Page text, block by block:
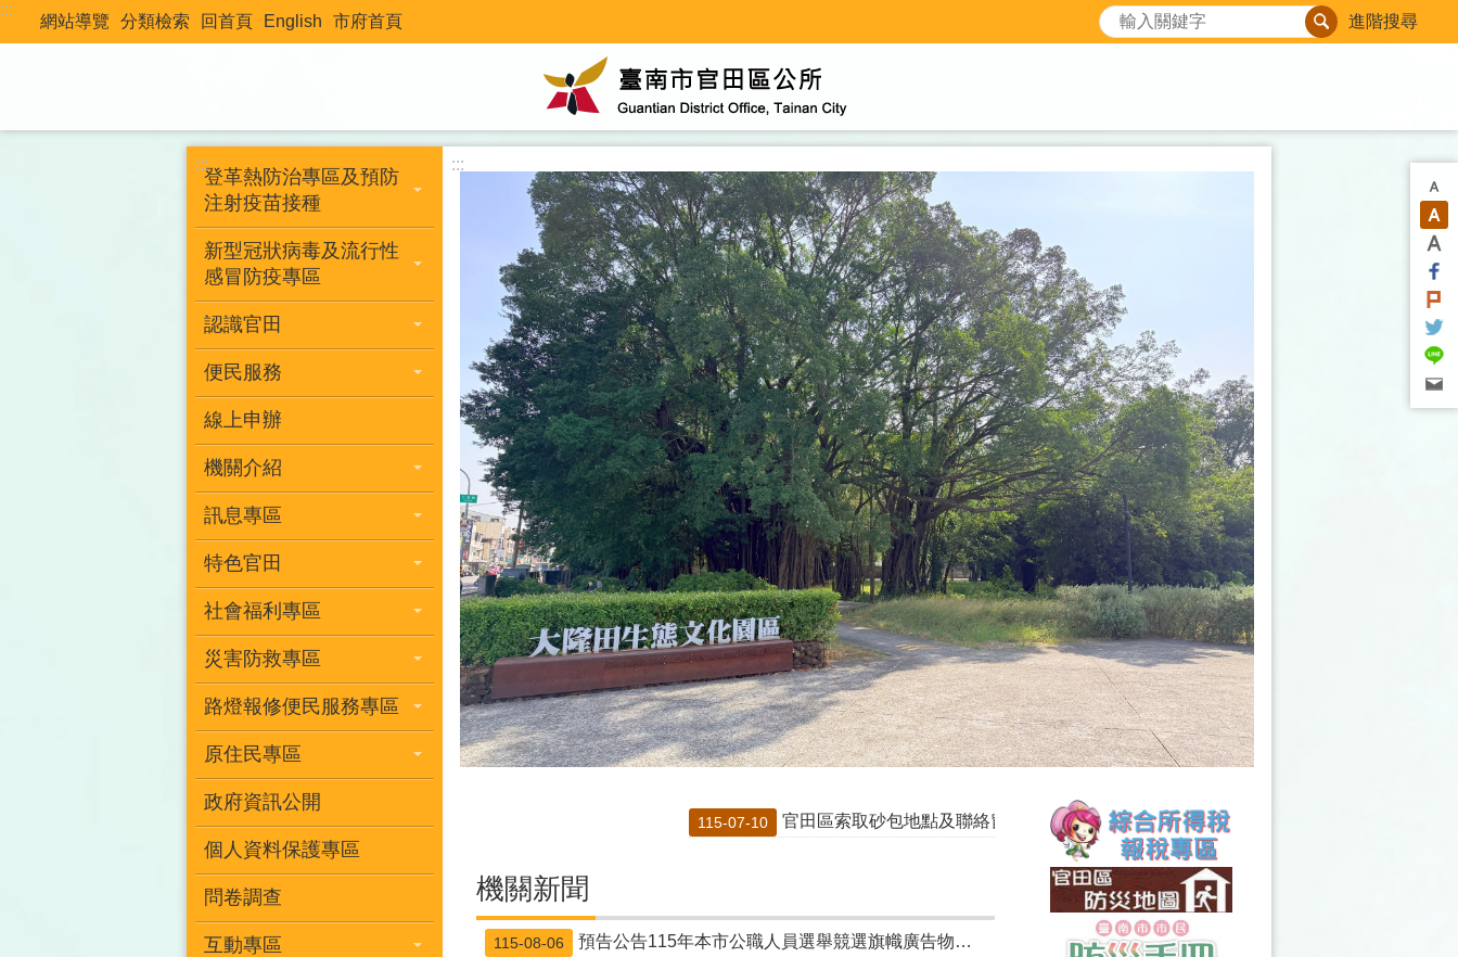
跳到主要內容區塊
:::
網站導覽 分類檢索 回首頁 English 市府首頁 搜尋 進階搜尋
:::
登革熱防治專區及預防
注射疫苗接種
新型冠狀病毒及流行性
感冒防疫專區
認識官田
便民服務
線上申辦
機關介紹
訊息專區
特色官田
社會福利專區
災害防救專區
路燈報修便民服務專區
原住民專區
政府資訊公開
個人資料保護專區
問卷調查
互動專區
:::
官田區索取砂包地點及聯絡窗口資料: 官田區公所災害通報專線：06-5791118(後續砂包回收處：本
機關新聞
115-08-06 預告公告115年本市公職人員選舉競選旗幟廣告物設置地點